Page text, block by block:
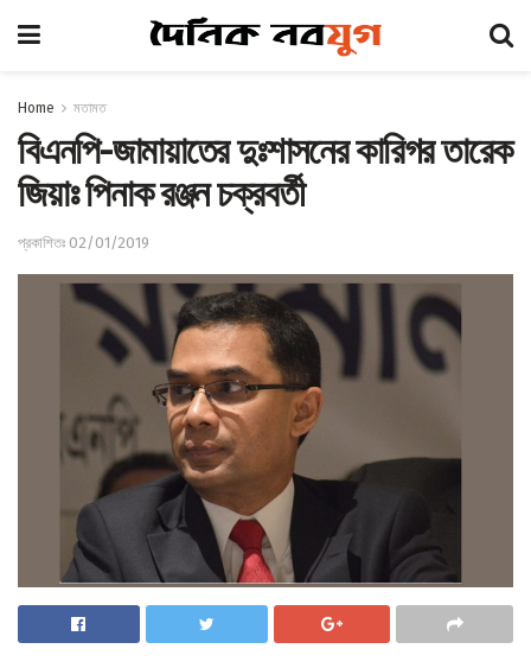
Home মতামত
বিএনপি-জামায়াতের দুঃশাসনের কারিগর তারেক
জিয়াঃ পিনাক রঞ্জন চক্রবর্তী
প্রকাশিতঃ 02/01/2019